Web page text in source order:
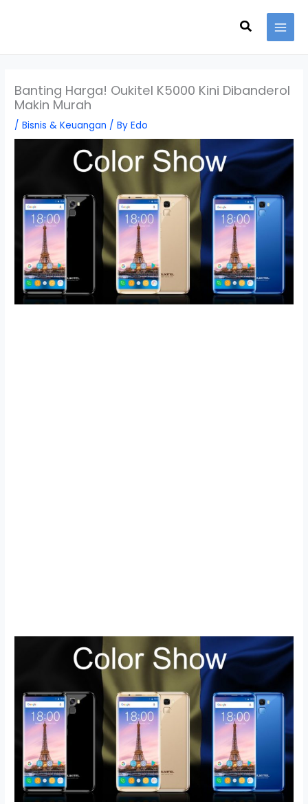
Search
Banting Harga! Oukitel K5000 Kini Dibanderol
Makin Murah
/Bisnis & Keuangan / ByEdo